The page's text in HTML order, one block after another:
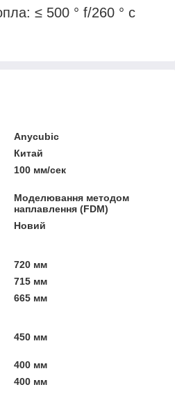
≤ 500 ° f/260 ° c
Anycubic
Китай
100 мм/сек
Моделювання методом
наплавлення (FDM)
Новий
720 мм
715 мм
665 мм
450 мм
400 мм
400 мм